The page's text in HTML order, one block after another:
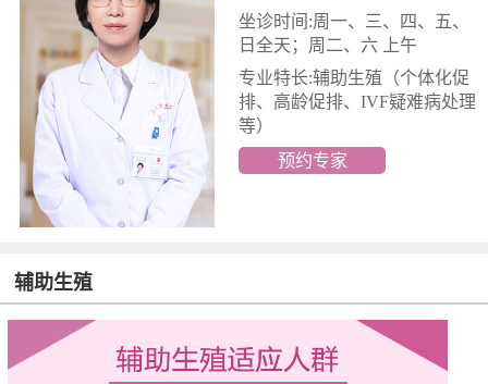
坐诊时间:周一、三、四、五、
日全天；周二、六 上午
专业特长:辅助生殖 （个体化促
排、高龄促排、IVF疑难病处理
等）
预约专家
辅助生殖